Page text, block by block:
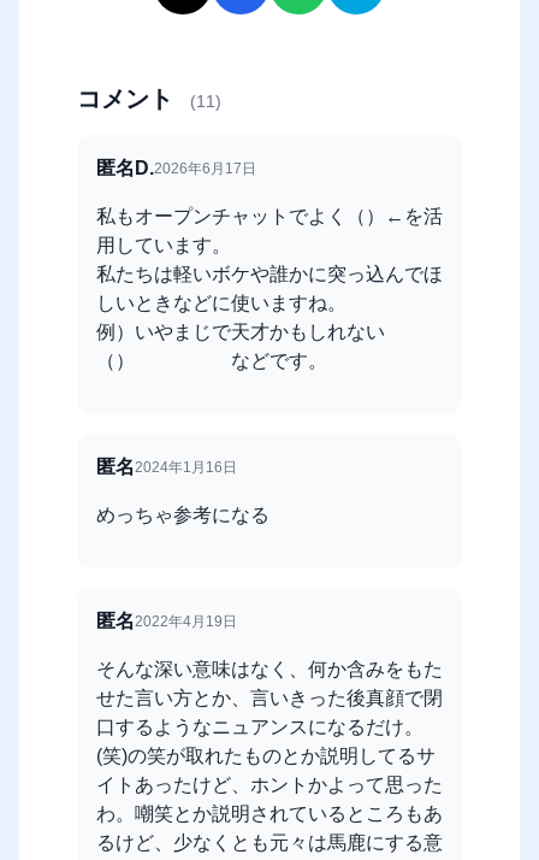
コメント (11)
匿名D.2026年6月17日
私もオープンチャットでよく（）←を活
用しています。
私たちは軽いボケや誰かに突っ込んでほ
しいときなどに使いますね。
例）いやまじで天才かもしれない
（） などです。
匿名2024年1月16日
めっちゃ参考になる
匿名2022年4月19日
そんな深い意味はなく、何か含みをもた
せた言い方とか、言いきった後真顔で閉
口するようなニュアンスになるだけ。
(笑)の笑が取れたものとか説明してるサ
イトあったけど、ホントかよって思った
わ。嘲笑とか説明されているところもあ
るけど、少なくとも元々は馬鹿にする意